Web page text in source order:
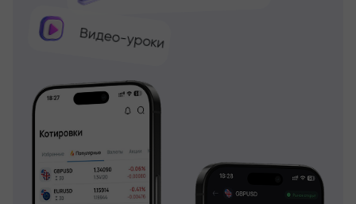
Видео-уроки